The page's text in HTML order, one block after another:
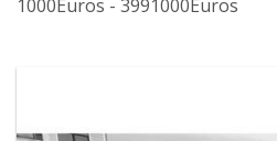
1000Euros - 3991000Euros